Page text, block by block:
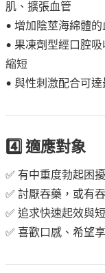
肌、擴張血管
• 增加陰莖海綿體
• 果凍劑型經口腔
縮短
• 與性刺激配合可達
4️⃣ 適應對象
✅ 有中重度勃起困
✅ 討厭吞藥，或有
✅ 追求快速起效與
✅ 喜歡口感、希望